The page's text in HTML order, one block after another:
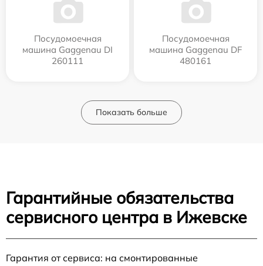
Посудомоечная
машина Gaggenau DI
260111
Посудомоечная
машина Gaggenau DF
480161
Показать больше
Гарантийные обязательства
сервисного центра в Ижевске
Гарантия от сервиса: на смонтированные